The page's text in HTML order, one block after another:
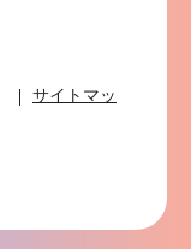
サイトマッ